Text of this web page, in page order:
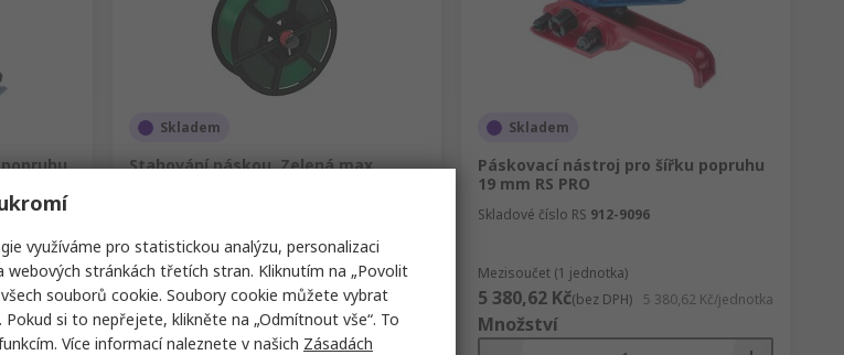
jednotka
Skladem
Stahování páskou, Zelená max.
Mezisoučet (1 jednotka)
5 753,27 Kč(bez DPH) 5 753,27 Kč/jednotka
Množství
Skladem
Páskovací nástroj pro šířku popruhu
19 mm RS PRO
Skladové číslo RS 912-9096
Mezisoučet (1 jednotka)
5 380,62 Kč(bez DPH) 5 380,62 Kč/jednotka
Množství
využíváme pro statistickou analýzu, personalizaci
webových stránkách třetích stran. Kliknutím na „Povolit
souborů cookie. Soubory cookie můžete vybrat
Pokud si to nepřejete, klikněte na „Odmítnout vše“. To
Více informací naleznete v našich Zásadách